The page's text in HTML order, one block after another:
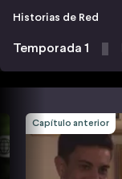
Historias de Red
Temporada 1
Capítulo anterior